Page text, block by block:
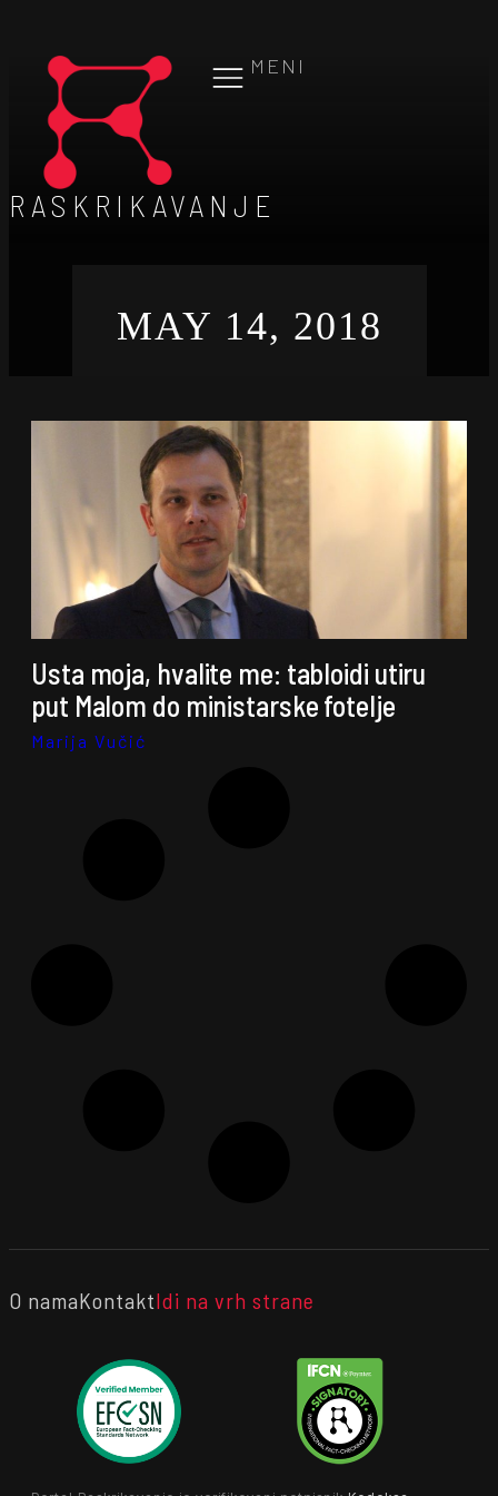
MENI
RASKRIKAVANJE
MAY 14, 2018
Usta moja, hvalite me: tabloidi utiru
put Malom do ministarske fotelje
Marija Vučić
O namaKontaktIdi na vrh strane